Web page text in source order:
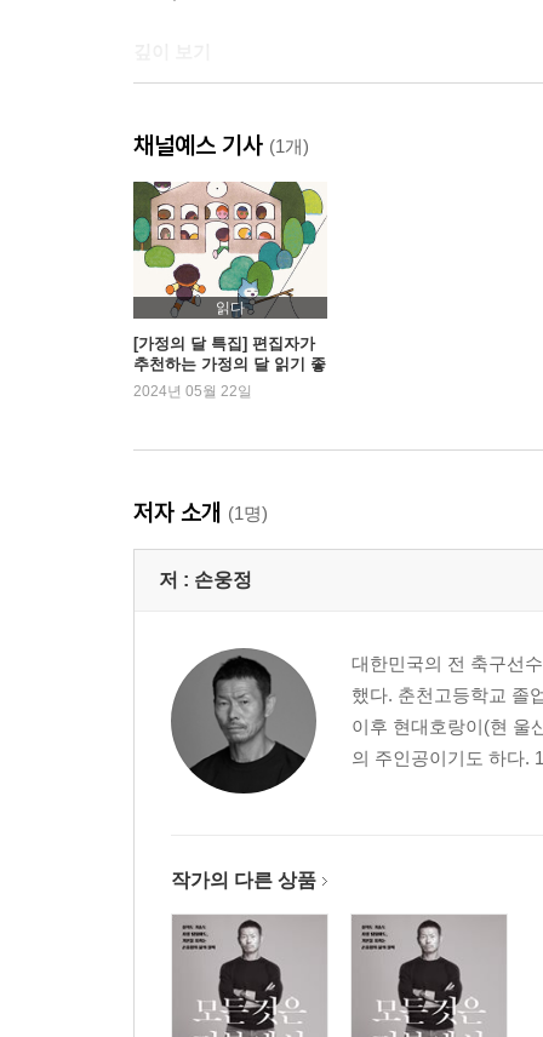
코치│“세상이 나빠지는 건 공부 안 하는 사람들이
부모│“높은 나무 위에서 내려다보듯 거리를 두고
훔쳐 보기
손웅정의 독서 노트 143
넓게 보기
높이 보기
통찰│“우리 아이들 그래서 제가 혹사 안 시키는 거
행복│“발밑에는 축구공이 있고, 손끝에는 책이 있
채널예스 기사 (1개)
읽다
[가정의 달 특집] 편집자가
추천하는 가정의 달 읽기 좋
은 책
2024년 05월 22일
저자 소개 (1명)
저 : 손웅정
대한민국의 전 축구선
했다. 춘천고등학교 졸
이후 현대호랑이(현 울
의 주인공이기도 하다.
작가의 다른 상품